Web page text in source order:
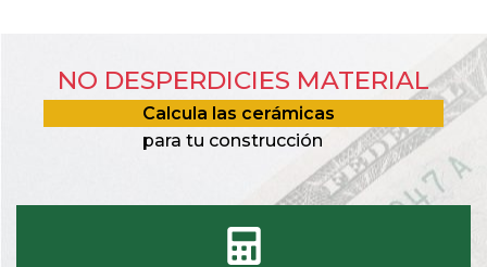
NO DESPERDICIES MATERIAL
Calcula las cerámicas
para tu construcción